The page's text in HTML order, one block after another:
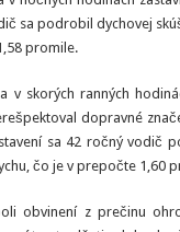
sa podrobil dychovej
promile.
v skorých ranných
dopravné
sa 42 ročný vodič
čo je v prepočte 1,60
obvinení z prečinu